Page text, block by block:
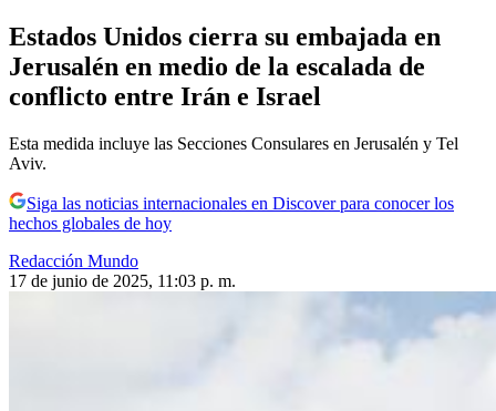
Estados Unidos cierra su embajada en
Jerusalén en medio de la escalada de
conflicto entre Irán e Israel
Esta medida incluye las Secciones Consulares en Jerusalén y Tel
Aviv.
Siga las noticias internacionales en Discover para conocer los
hechos globales de hoy
Redacción Mundo
17 de junio de 2025, 11:03 p. m.